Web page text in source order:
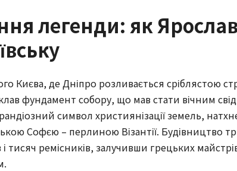
легенди: як
Києва, де Дніпро розливається сріблястою
фундамент собору, що мав стати вічним
символ християнізації земель,
Софєю – перлиною Візантії. Будівництво
і тисяч ремісників, залучивши грецьких